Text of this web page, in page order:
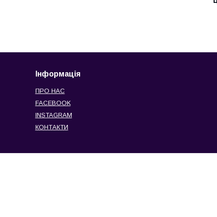
Інформація
ПРО НАС
FACEBOOK
INSTAGRAM
КОНТАКТИ